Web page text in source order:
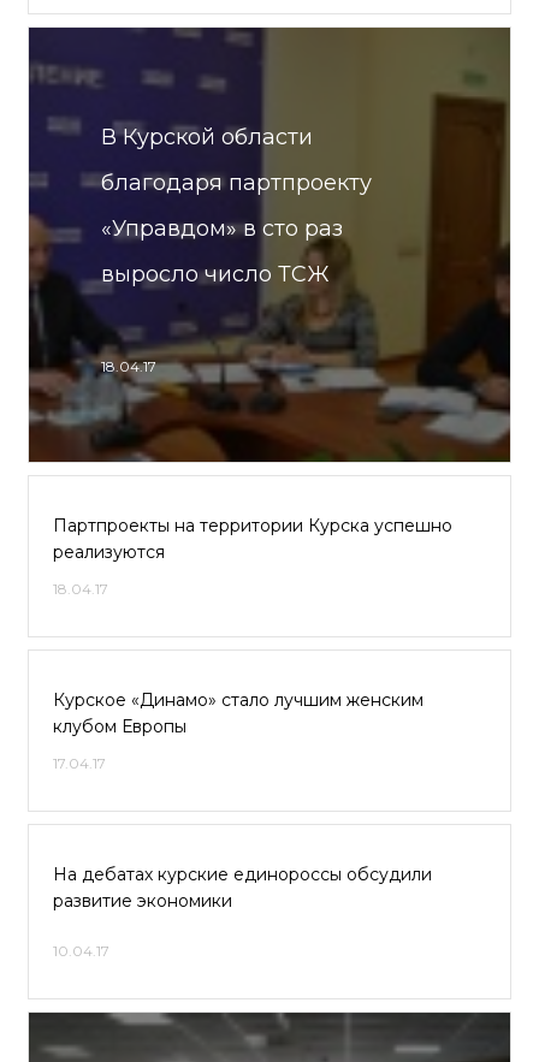
В Курской области
благодаря партпроекту
«Управдом» в сто раз
выросло число ТСЖ
18.04.17
Партпроекты на территории Курска успешно
реализуются
18.04.17
Курское «Динамо» стало лучшим женским
клубом Европы
17.04.17
На дебатах курские единороссы обсудили
развитие экономики
10.04.17